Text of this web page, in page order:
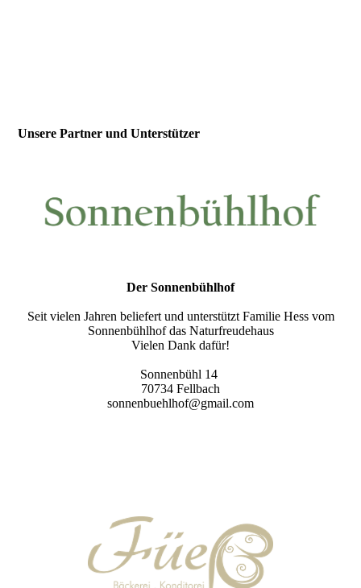
Unsere Partner und Unterstützer
Der Sonnenbühlhof
Seit vielen Jahren beliefert und unterstützt Familie Hess vom
Sonnenbühlhof das Naturfreudehaus
Vielen Dank dafür!
Sonnenbühl 14
70734 Fellbach
sonnenbuehlhof@gmail.com